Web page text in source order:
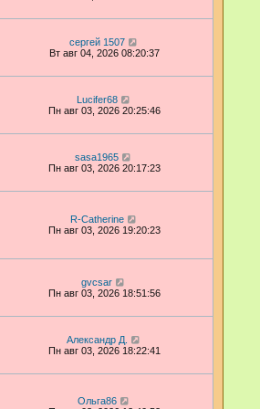
сергей 1507
Вт авг 04, 2026 08:20:37
Lucifer68
Пн авг 03, 2026 20:25:46
sasa1965
Пн авг 03, 2026 20:17:23
R-Catherine
Пн авг 03, 2026 19:20:23
gvcsar
Пн авг 03, 2026 18:51:56
Александр Д.
Пн авг 03, 2026 18:22:41
Ольга86